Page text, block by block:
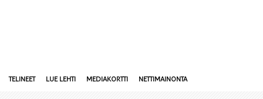
TELINEET LUE LEHTI MEDIAKORTTI NETTIMAINONTA